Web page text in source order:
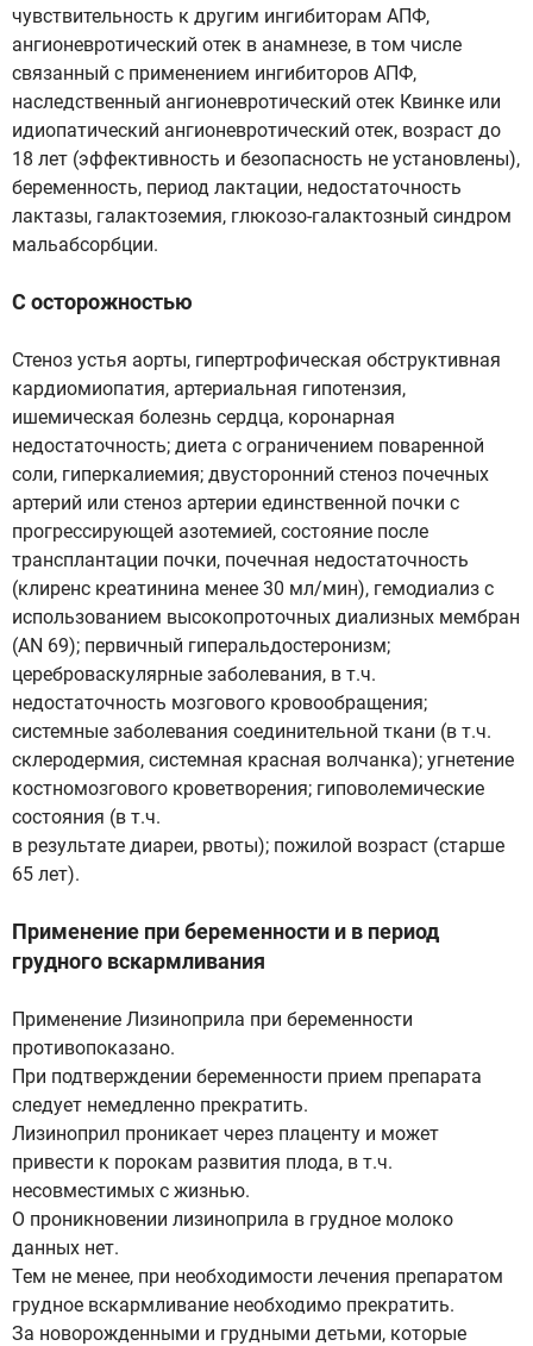
чувствительность к другим ингибиторам АПФ,
ангионевротический отек в анамнезе, в том числе
связанный с применением ингибиторов АПФ,
наследственный ангионевротический отек Квинке или
идиопатический ангионевротический отек, возраст до
18 лет (эффективность и безопасность не установлены),
беременность, период лактации, недостаточность
лактазы, галактоземия, глюкозо-галактозный синдром
мальабсорбции.
С осторожностью
Стеноз устья аорты, гипертрофическая обструктивная
кардиомиопатия, артериальная гипотензия,
ишемическая болезнь сердца, коронарная
недостаточность; диета с ограничением поваренной
соли, гиперкалиемия; двусторонний стеноз почечных
артерий или стеноз артерии единственной почки с
прогрессирующей азотемией, состояние после
трансплантации почки, почечная недостаточность
(клиренс креатинина менее 30 мл/мин), гемодиализ с
использованием высокопроточных диализных мембран
(AN 69); первичный гиперальдостеронизм;
цереброваскулярные заболевания, в т.ч.
недостаточность мозгового кровообращения;
системные заболевания соединительной ткани (в т.ч.
склеродермия, системная красная волчанка); угнетение
костномозгового кроветворения; гиповолемические
состояния (в т.ч.
в результате диареи, рвоты); пожилой возраст (старше
65 лет).
Применение при беременности и в период
грудного вскармливания
Применение Лизиноприла при беременности
противопоказано.
При подтверждении беременности прием препарата
следует немедленно прекратить.
Лизиноприл проникает через плаценту и может
привести к порокам развития плода, в т.ч.
несовместимых с жизнью.
О проникновении лизиноприла в грудное молоко
данных нет.
Тем не менее, при необходимости лечения препаратом
грудное вскармливание необходимо прекратить.
За новорожденными и грудными детьми, которые